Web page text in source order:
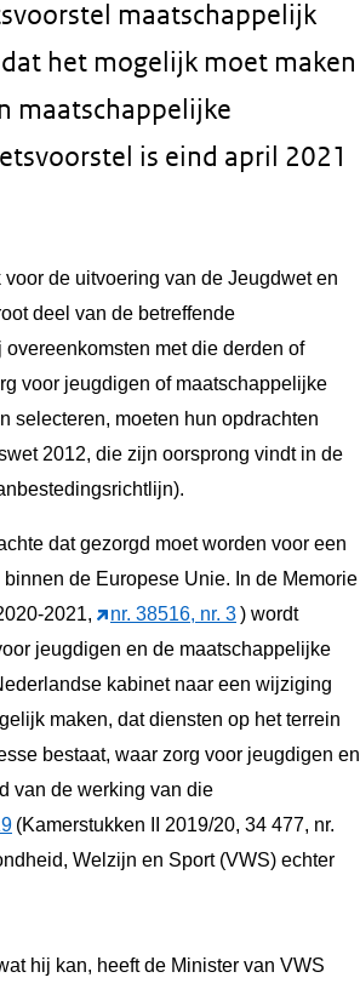
maatschappelijk
het mogelijk moet maken
maatschappelijke
is eind april 2021
de uitvoering van de Jeugdwet en
deel van de betreffende
met die derden of
voor jeugdigen of maatschappelijke
selecteren, moeten hun opdrachten
2012, die zijn oorsprong vindt in de
dat gezorgd moet worden voor een
de Europese Unie. In de Memorie
2021,
nr. 38516, nr. 3) wordt
jeugdigen en de maatschappelijke
kabinet naar een wijziging
maken, dat diensten op het terrein
bestaat, waar zorg voor jeugdigen en
van de werking van die
(Kamerstukken II 2019/20, 34 477, nr.
Welzijn en Sport (VWS) echter
hij kan, heeft de Minister van VWS